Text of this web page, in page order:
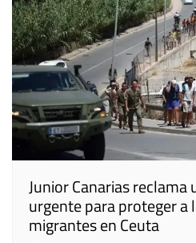
Junior Canarias reclama
urgente para proteger a
migrantes en Ceuta